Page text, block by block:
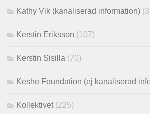
Kathy Vik (kanaliserad information)
Kerstin Eriksson (107)
Kerstin Sisilla (70)
Keshe Foundation (ej kanaliserad
Kollektivet (225)